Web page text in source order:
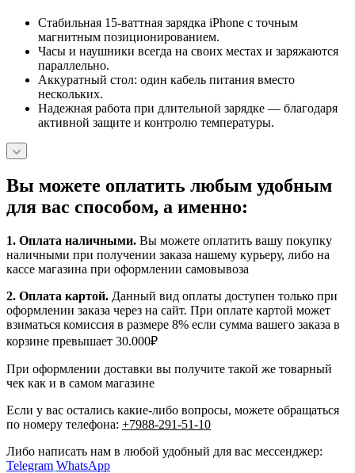
Стабильная 15‑ваттная зарядка iPhone с точным
магнитным позиционированием.
Часы и наушники всегда на своих местах и заряжаются
параллельно.
Аккуратный стол: один кабель питания вместо
нескольких.
Надежная работа при длительной зарядке — благодаря
активной защите и контролю температуры.
Вы можете оплатить любым удобным
для вас способом, а именно:
1. Оплата наличными. Вы можете оплатить вашу покупку
наличными при получении заказа нашему курьеру, либо на
кассе магазина при оформлении самовывоза
2. Оплата картой. Данный вид оплаты доступен только при
оформлении заказа через на сайт. При оплате картой может
взиматься комиссия в размере 8% если сумма вашего заказа в
корзине превышает 30.000₽
При оформлении доставки вы получите такой же товарный
чек как и в самом магазине
Если у вас остались какие-либо вопросы, можете обращаться
по номеру телефона: +7988-291-51-10
Либо написать нам в любой удобный для вас мессенджер:
Telegram WhatsApp